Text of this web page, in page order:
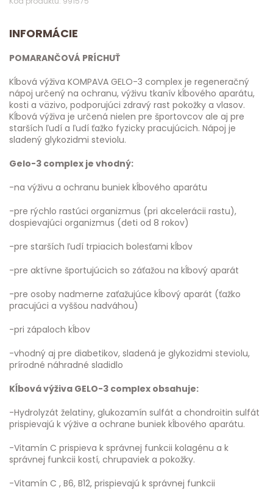
INFORMÁCIE
POMARANČOVÁ PRÍCHUŤ
Kĺbová výživa KOMPAVA GELO-3 complex je regeneračný
nápoj určený na ochranu, výživu tkanív kĺbového aparátu,
kosti a väzivo, podporujúci zdravý rast pokožky a vlasov.
Kĺbová výživa je určená nielen pre športovcov ale aj pre
starších ľudí a ľudí ťažko fyzicky pracujúcich. Nápoj je
sladený glykozidmi steviolu.
Gelo-3 complex je vhodný:
-na výživu a ochranu buniek kĺbového aparátu
-pre rýchlo rastúci organizmus (pri akcelerácii rastu),
dospievajúci organizmus (deti od 8 rokov)
-pre starších ľudí trpiacich bolesťami kĺbov
-pre aktívne športujúcich so záťažou na kĺbový aparát
-pre osoby nadmerne zaťažujúce kĺbový aparát (ťažko
pracujúci a vyššou nadváhou)
-pri zápaloch kĺbov
-vhodný aj pre diabetikov, sladená je glykozidmi steviolu,
prírodné náhradné sladidlo
Kĺbová výživa GELO-3 complex obsahuje:
-Hydrolyzát želatiny, glukozamín sulfát a chondroitin sulfát
prispievajú k výžive a ochrane buniek kĺbového aparátu.
-Vitamín C prispieva k správnej funkcii kolagénu a k
správnej funkcii kostí, chrupaviek a pokožky.
-Vitamín C , B6, B12, prispievajú k správnej funkcii